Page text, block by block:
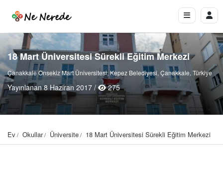
18 Mart Üniversitesi Sürekli Eğitim Merkezi
Çanakkale Onsekiz Mart Üniversitesi, Kepez Belediyesi, Çanakkale, Türkiye
Yayınlanan 8 Haziran 2017 / 275
Ev Okullar Üniversite 18 Mart Üniversitesi Sürekli Eğitim Merkezi